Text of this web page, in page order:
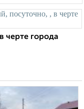
черте города